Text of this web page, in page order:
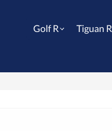
Golf R Tiguan R